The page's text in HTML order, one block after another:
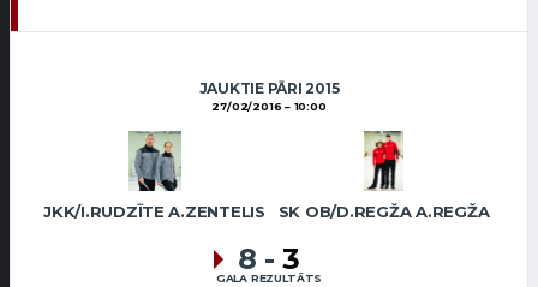
JAUKTIE PĀRI 2015
27/02/2016 10:00
JKK/I.RUDZĪTE A.ZENTELIS SK OB/D.REGŽA A.REGŽA
8 - 3
GALA REZULTĀTS